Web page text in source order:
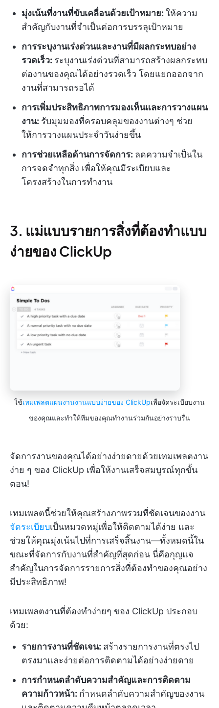
มุ่งเน้นที่งานที่ขับเคลื่อนด้วยเป้าหมาย: ให้ความ
สำคัญกับงานที่จำเป็นต่อการบรรลุเป้าหมาย
การระบุงานเร่งด่วนและงานที่มีผลกระทบอย่าง
รวดเร็ว: ระบุงานเร่งด่วนที่สามารถสร้างผลกระทบ
ต่องานของคุณได้อย่างรวดเร็ว โดยแยกออกจาก
งานที่สามารถรอได้
การเพิ่มประสิทธิภาพการมองเห็นและการวางแผน
งาน: รับมุมมองที่ครอบคลุมของงานต่างๆ ช่วย
ให้การวางแผนประจำวันง่ายขึ้น
การช่วยเหลือด้านการจัดการ: ลดความจำเป็นใน
การจดจำทุกสิ่ง เพื่อให้คุณมีระเบียบและ
โครงสร้างในการทำงาน
3. แม่แบบรายการสิ่งที่ต้องทำแบบ
ง่ายของ ClickUp
ใช้เทมเพลตแผนงานงานแบบง่ายของ ClickUpเพื่อจัดระเบียบงาน
ของคุณและทำให้ทีมของคุณทำงานร่วมกันอย่างราบรื่น
จัดการงานของคุณได้อย่างง่ายดายด้วยเทมเพลตงาน
ง่าย ๆ ของ ClickUp เพื่อให้งานเสร็จสมบูรณ์ทุกขั้น
ตอน!
เทมเพลตนี้ช่วยให้คุณสร้างภาพรวมที่ชัดเจนของงาน
จัดระเบียบเป็นหมวดหมู่เพื่อให้ติดตามได้ง่าย และ
ช่วยให้คุณมุ่งเน้นไปที่การเสร็จสิ้นงาน—ทั้งหมดนี้ใน
ขณะที่จัดการกับงานที่สำคัญที่สุดก่อน นี่คือกุญแจ
สำคัญในการจัดการรายการสิ่งที่ต้องทำของคุณอย่าง
มีประสิทธิภาพ!
เทมเพลตงานที่ต้องทำง่ายๆ ของ ClickUp ประกอบ
ด้วย:
รายการงานที่ชัดเจน: สร้างรายการงานที่ตรงไป
ตรงมาและง่ายต่อการติดตามได้อย่างง่ายดาย
การกำหนดลำดับความสำคัญและการติดตาม
ความก้าวหน้า: กำหนดลำดับความสำคัญของงาน